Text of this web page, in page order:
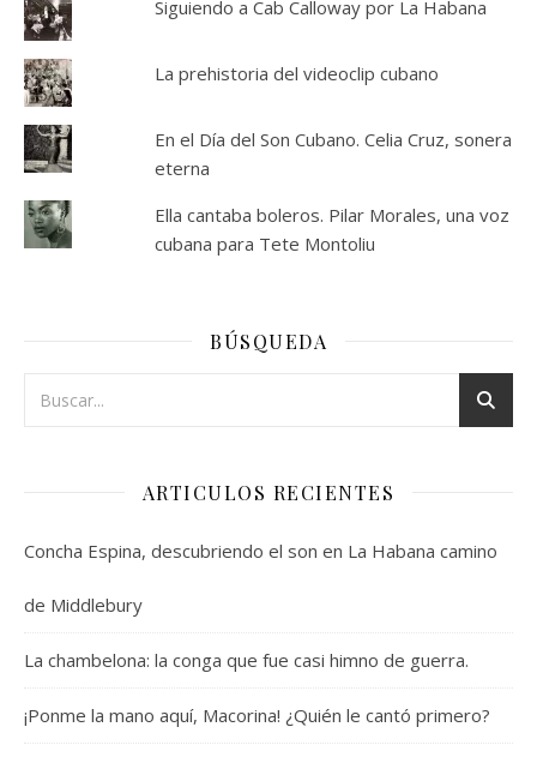
Siguiendo a Cab Calloway por La Habana
La prehistoria del videoclip cubano
En el Día del Son Cubano. Celia Cruz, sonera
eterna
Ella cantaba boleros. Pilar Morales, una voz
cubana para Tete Montoliu
BÚSQUEDA
ARTICULOS RECIENTES
Concha Espina, descubriendo el son en La Habana camino
de Middlebury
La chambelona: la conga que fue casi himno de guerra.
¡Ponme la mano aquí, Macorina! ¿Quién le cantó primero?